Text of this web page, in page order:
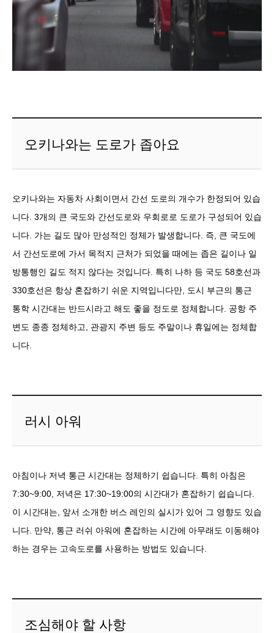
오키나와는 도로가 좁아요
오키나와는 자동차 사회이면서 간선 도로의 개수가 한정되어 있습
니다. 3개의 큰 국도와 간선도로와 우회로로 도로가 구성되어 있습
니다. 가는 길도 많아 만성적인 정체가 발생합니다. 즉, 큰 국도에
서 간선도로에 가서 목적지 근처가 되었을 때에는 좁은 길이나 일
방통행인 길도 적지 않다는 것입니다. 특히 나하 등 국도 58호선과
330호선은 항상 혼잡하기 쉬운 지역입니다만, 도시 부근의 통근
통학 시간대는 반드시라고 해도 좋을 정도로 정체합니다. 공항 주
변도 종종 정체하고, 관광지 주변 등도 주말이나 휴일에는 정체합
니다.
러시 아워
아침이나 저녁 통근 시간대는 정체하기 쉽습니다. 특히 아침은
7:30~9:00, 저녁은 17:30~19:00의 시간대가 혼잡하기 쉽습니다.
이 시간대는, 앞서 소개한 버스 레인의 실시가 있어 그 영향도 있습
니다. 만약, 통근 러쉬 아워에 혼잡하는 시간에 아무래도 이동해야
하는 경우는 고속도로를 사용하는 방법도 있습니다.
조심해야 할 사항